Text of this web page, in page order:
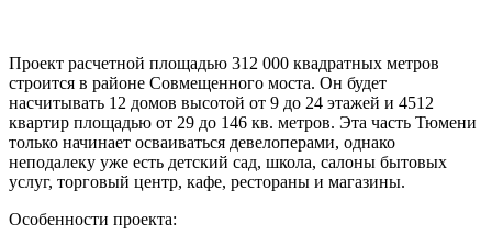
Проект расчетной площадью 312 000 квадратных метров
строится в районе Совмещенного моста. Он будет
насчитывать 12 домов высотой от 9 до 24 этажей и 4512
квартир площадью от 29 до 146 кв. метров. Эта часть Тюмени
только начинает осваиваться девелоперами, однако
неподалеку уже есть детский сад, школа, салоны бытовых
услуг, торговый центр, кафе, рестораны и магазины.
Особенности проекта: